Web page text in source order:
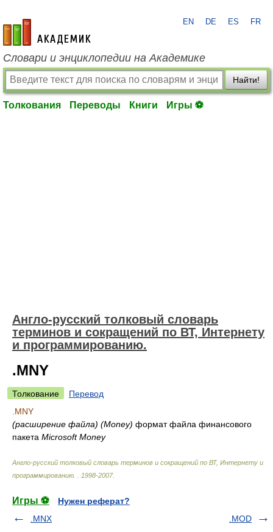
academic.ru
EN DE ES FR
Словари и энциклопедии на Академике
Найти!
Толкования Переводы Книги Игры ⚽
Англо-русский толковый словарь
терминов и сокращений по ВТ, Интернету
и программированию.
.MNY
Толкование
Перевод
.MNY
(расширение файла) (Money) формат файла финансового
пакета Microsoft Money
Англо-русский толковый словарь терминов и сокращений по ВТ, Интернету и
программированию.
1998-2007.
Игры ⚽
Нужен реферат?
.MNX
.MOD